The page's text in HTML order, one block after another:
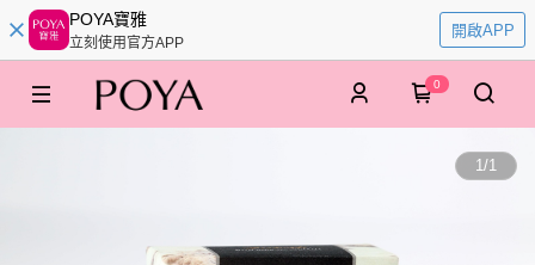
POYA寶雅
立刻使用官方APP
開啟APP
0
1/1